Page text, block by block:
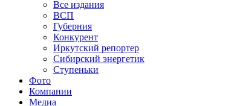
Все издания
ВСП
Губерния
Конкурент
Иркутский репортер
Сибирский энергетик
Ступеньки
Фото
Компании
Медиа